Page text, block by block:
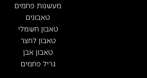
מעשנות פחמים
טאבונים
טאבון חשמלי
טאבון לחצר
טאבון אבן
גריל פחמים